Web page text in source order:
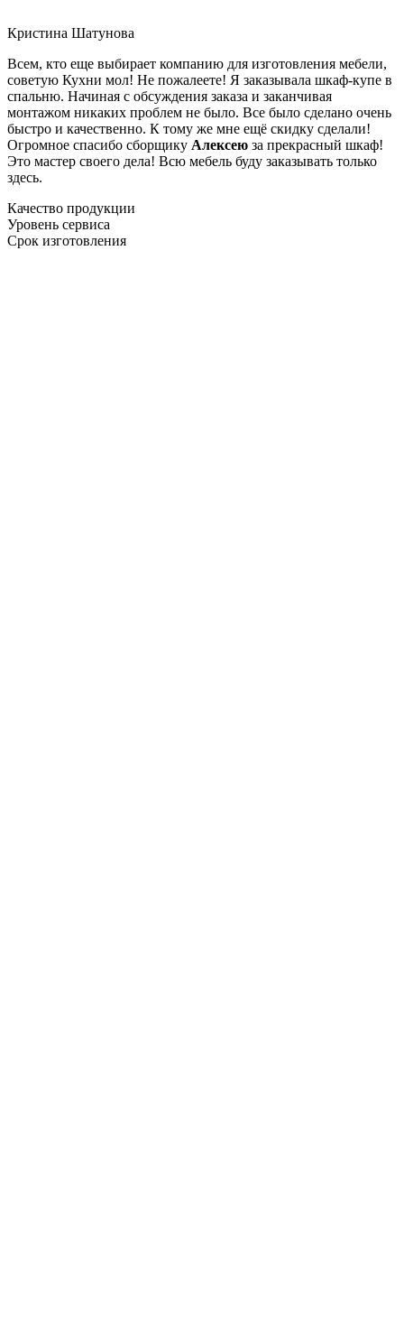
Кристина Шатунова
Всем, кто еще выбирает компанию для изготовления мебели,
советую Кухни мол! Не пожалеете! Я заказывала шкаф-купе в
спальню. Начиная с обсуждения заказа и заканчивая
монтажом никаких проблем не было. Все было сделано очень
быстро и качественно. К тому же мне ещё скидку сделали!
Огромное спасибо сборщику Алексею за прекрасный шкаф!
Это мастер своего дела! Всю мебель буду заказывать только
здесь.
Качество продукции
Уровень сервиса
Срок изготовления